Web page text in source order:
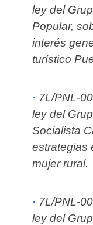
ley del
Popular,
interés
turístico
· 7L/PNL-
ley del
Socialista
estrategias
mujer rural.
· 7L/PNL-
ley del